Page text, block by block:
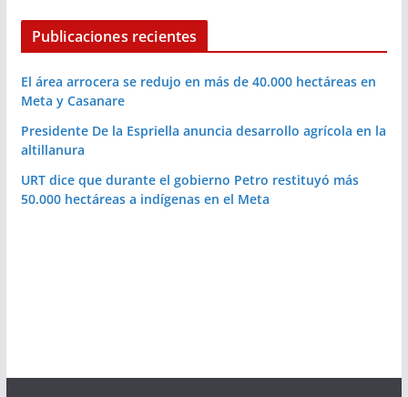
Publicaciones recientes
El área arrocera se redujo en más de 40.000 hectáreas en
Meta y Casanare
Presidente De la Espriella anuncia desarrollo agrícola en la
altillanura
URT dice que durante el gobierno Petro restituyó más
50.000 hectáreas a indígenas en el Meta